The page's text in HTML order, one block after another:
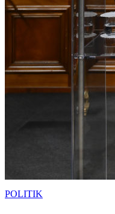
POLITIK